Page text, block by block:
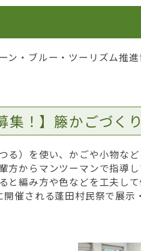
ン・ブルー・ツーリズム推
集！】籐かごづ
る）を使い、かごや小物など
方からマンツーマンで指導し
と編み方や色などを工夫して
催される蓬田村民祭で展示